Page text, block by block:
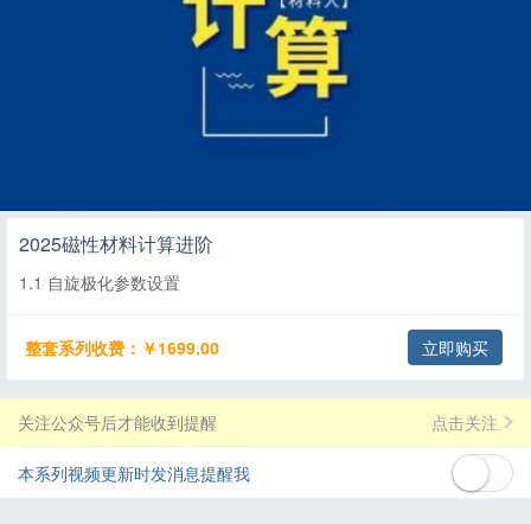
2025磁性材料计算进阶
1.1 自旋极化参数设置
整套系列收费：￥1699.00 立即购买
关注公众号后才能收到提醒 点击关注
本系列视频更新时发消息提醒我